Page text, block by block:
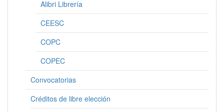
Alibri Librería
CEESC
COPC
COPEC
Convocatorias
Créditos de libre elección